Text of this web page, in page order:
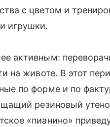
с цветом и
игрушки.
активным:
на животе. В этот
по форме и по
резиновый
«пианино»